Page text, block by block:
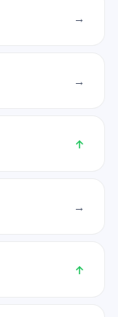
→
→
↑
→
↑